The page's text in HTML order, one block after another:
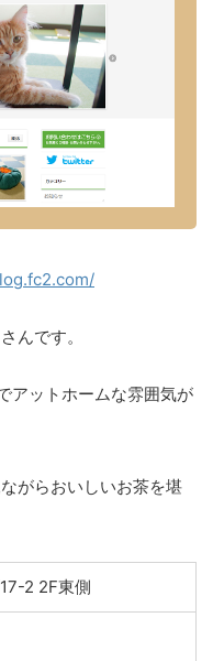
んです。
アットホームな雰囲気が
がらおいしいお茶を堪
2 2F東側